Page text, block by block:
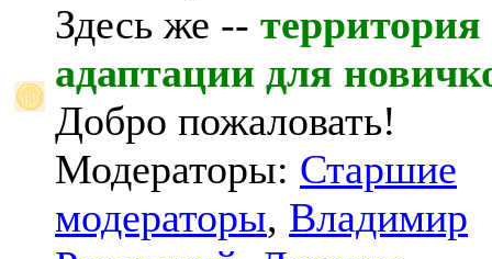
Здесь же -- территория
адаптации для
Добро пожаловать!
Модераторы: Старшие
модераторы, Владимир